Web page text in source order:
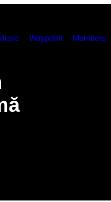
Waypoint Members